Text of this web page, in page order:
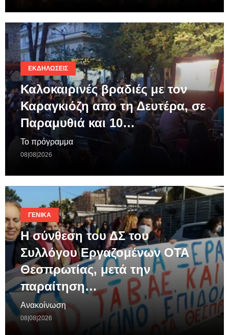
ΕΚΔΗΛΏΣΕΙΣ
Καλοκαιρινές βραδιές με τον
Καραγκιόζη απο τη Δευτέρα, σε
Παραμυθιά και 10…
Το πρόγραμμα
08|08|2026
ΓΕΝΙΚΆ
Η σύνθεση του ΔΣ του
Συλλόγου Εργαζομένων ΟΤΑ
Θεσπρωτίας, μετά την
παραίτηση…
Ανακοίνωση
08|08|2026